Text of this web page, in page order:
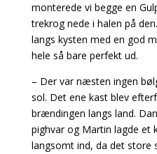
monterede vi begge en
trekrog nede i halen på
langs kysten med en god
hele så bare perfekt ud.
– Der var næsten ingen
sol. Det ene kast blev
brændingen langs land.
pighvar og Martin lagde et
langsomt ind, da det store